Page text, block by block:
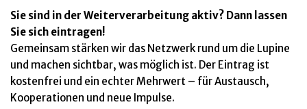
Sie sind in der Weiterverarbeitung aktiv? Dann lassen
Sie sich eintragen!
Gemeinsam stärken wir das Netzwerk rund um die Lupine
und machen sichtbar, was möglich ist. Der Eintrag ist
kostenfrei und ein echter Mehrwert – für Austausch,
Kooperationen und neue Impulse.